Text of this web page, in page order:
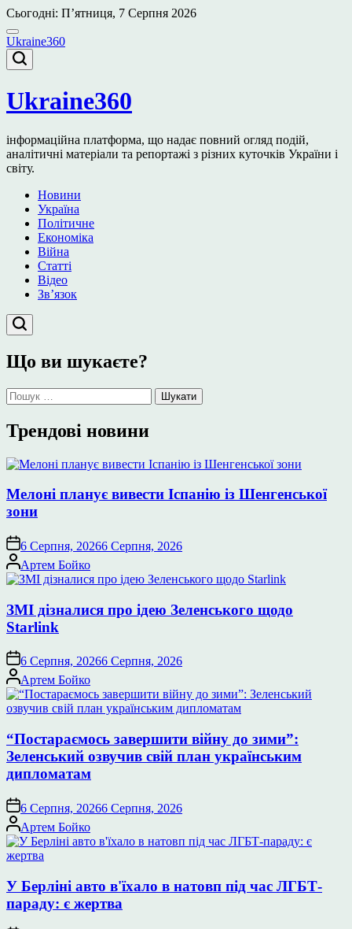
Перейти
до
вмісту
Сьогодні: П’ятниця, 7 Серпня 2026
Ukraine360
Ukraine360
інформаційна платформа, що надає повний огляд подій,
аналітичні матеріали та репортажі з різних куточків України і
світу.
Новини
Україна
Політичне
Економіка
Війна
Статті
Відео
Зв’язок
Що ви шукаєте?
Пошук:
Трендові новини
Мелоні планує вивести Іспанію із Шенгенської
зони
6 Серпня, 20266 Серпня, 2026
Опубліковано
Артем Бойко
ЗМІ дізналися про ідею Зеленського щодо
Starlink
6 Серпня, 20266 Серпня, 2026
Опубліковано
Артем Бойко
“Постараємось завершити війну до зими”:
Зеленський озвучив свій план українським
дипломатам
6 Серпня, 20266 Серпня, 2026
Опубліковано
Артем Бойко
У Берліні авто в'їхало в натовп під час ЛГБТ-
параду: є жертва